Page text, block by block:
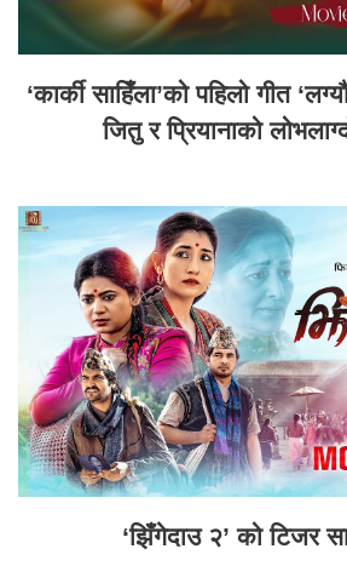
‘कार्की साहिँला’को पहिलो गीत
जितु र प्रियानाको
‘झिँगेदाउ २’ को टिजर